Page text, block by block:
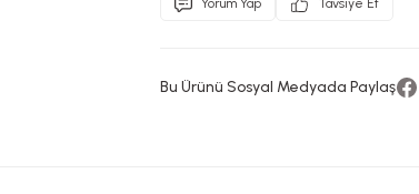
Yorum Yap Tavsiye Et
Bu Ürünü Sosyal Medyada Paylaş